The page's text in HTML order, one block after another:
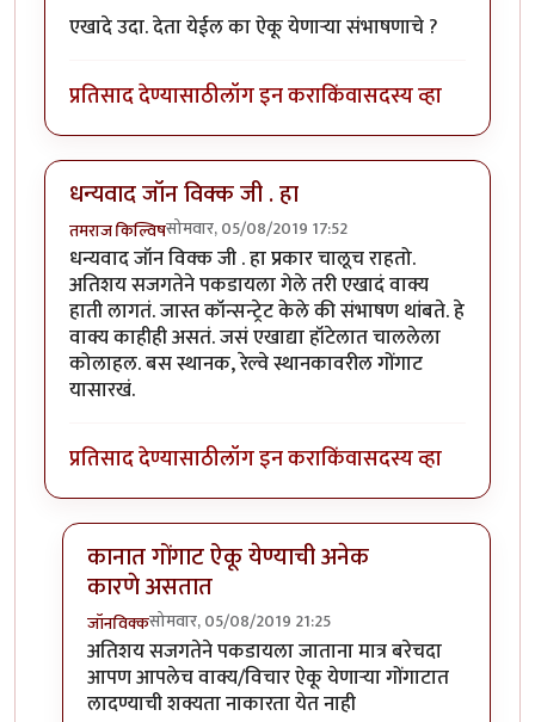
एखादे उदा. देता येईल का ऐकू येणाऱ्या संभाषणाचे ?
प्रतिसाद देण्यासाठीलॉग इन कराकिंवासदस्य व्हा
धन्यवाद जॉन विक्क जी . हा
तमराज किल्विषसोमवार, 05/08/2019 17:52
धन्यवाद जॉन विक्क जी . हा प्रकार चालूच राहतो.
अतिशय सजगतेने पकडायला गेले तरी एखादं वाक्य
हाती लागतं. जास्त कॉन्सन्ट्रेट केले की संभाषण थांबते. हे
वाक्य काहीही असतं. जसं एखाद्या हॉटेलात चाललेला
कोलाहल. बस स्थानक, रेल्वे स्थानकावरील गोंगाट
यासारखं.
प्रतिसाद देण्यासाठीलॉग इन कराकिंवासदस्य व्हा
कानात गोंगाट ऐकू येण्याची अनेक
कारणे असतात
जॉनविक्कसोमवार, 05/08/2019 21:25
In reply toधन्यवाद जॉन विक्क जी . हाbyतमराज किल्विष
अतिशय सजगतेने पकडायला जाताना मात्र बरेचदा
आपण आपलेच वाक्य/विचार ऐकू येणाऱ्या गोंगाटात
लादण्याची शक्यता नाकारता येत नाही